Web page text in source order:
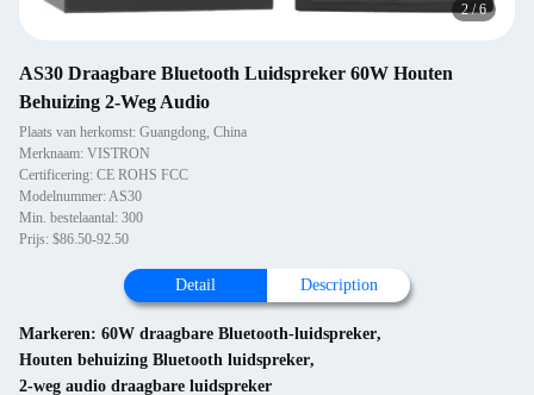
2/6
AS30 Draagbare Bluetooth Luidspreker 60W Houten
Behuizing 2-Weg Audio
Plaats van herkomst: Guangdong, China
Merknaam: VISTRON
Certificering: CE ROHS FCC
Modelnummer: AS30
Min. bestelaantal: 300
Prijs: $86.50-92.50
Detail Description
Markeren: 60W draagbare Bluetooth-luidspreker,
Houten behuizing Bluetooth luidspreker,
2-weg audio draagbare luidspreker